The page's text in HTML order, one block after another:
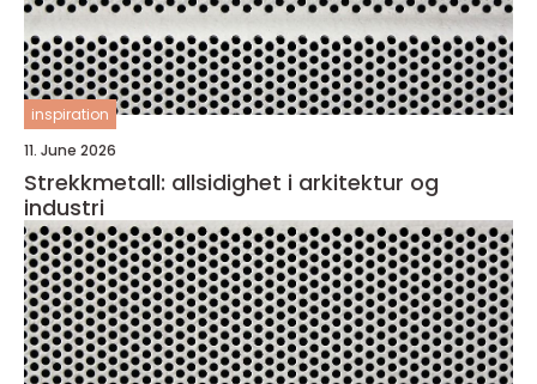
inspiration
11. June 2026
Strekkmetall: allsidighet i arkitektur og
industri